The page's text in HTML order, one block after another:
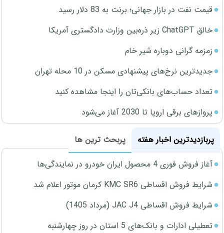
قیمت نفت در بازار جهانی؛ برنت به 83 دلار رسید
خالق ChatGPT زیر ذره‌بین وزارت دادگستری آمریکا
زمزمه گرانی دوباره شیر خام
جدیدترین نرخ‌های پیشنهادی مسکن در 10 محله تهران
تعداد حساب‌های بانکی‌تان را اینجا مشاهده کنید
پروازهای برقی اروپا تا 2030 آغاز می‌شود
پربازدیدترین اخبار هفته
پربحث ترین ها
آغاز فروش فوری 4 محصول ایران خودرو در نمایندگی‌ها
شرایط فروش اقساطی KMC SR6 کرمان موتور اعلام شد
شرایط فروش اقساطی JAC J4 (مرداد 1405)
تعطیلی ادارات و بانک‌های 5 استان در روز چهارشنبه